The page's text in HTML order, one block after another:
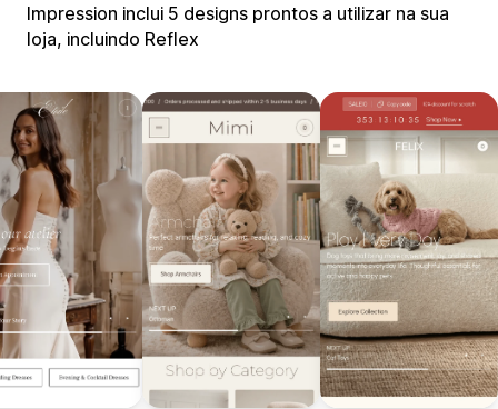
Impression inclui 5 designs prontos a utilizar na sua
loja, incluindo Reflex